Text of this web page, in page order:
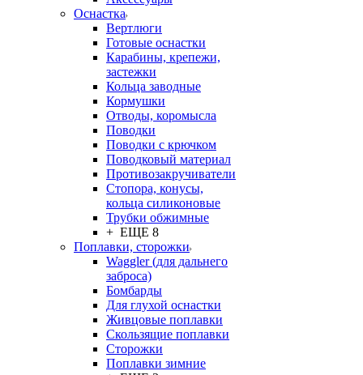
Оснастка
Вертлюги
Готовые оснастки
Карабины, крепежи,
застежки
Кольца заводные
Кормушки
Отводы, коромысла
Поводки
Поводки с крючком
Поводковый материал
Противозакручиватели
Стопора, конусы,
кольца силиконовые
Трубки обжимные
+ ЕЩЕ 8
Поплавки, сторожки
Waggler (для дальнего
заброса)
Бомбарды
Для глухой оснастки
Живцовые поплавки
Скользящие поплавки
Сторожки
Поплавки зимние